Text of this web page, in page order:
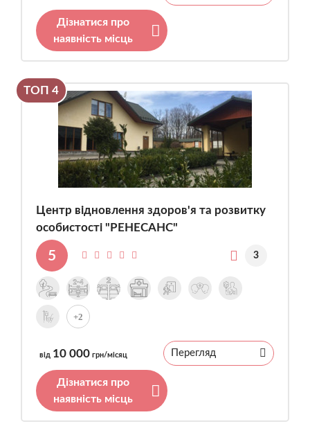
Дізнатися про
наявність місць
ТОП 4
Центр відновлення здоров'я та розвитку
особистості "РЕНЕСАНС"
5 3
+2
від 10 000 грн/місяц Перегляд
Дізнатися про
наявність місць